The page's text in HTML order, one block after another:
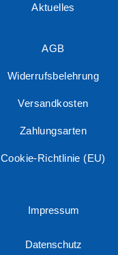
Aktuelles
AGB
Widerrufsbelehrung
Versandkosten
Zahlungsarten
Cookie-Richtlinie (EU)
Impressum
Datenschutz